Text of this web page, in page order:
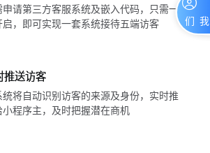
申请第三方客服系统及嵌入代码，只需一
启，即可实现一套系统接待五端访客
推送访客
统将自动识别访客的来源及身份，实时推
小程序主，及时把握潜在商机
联系我们